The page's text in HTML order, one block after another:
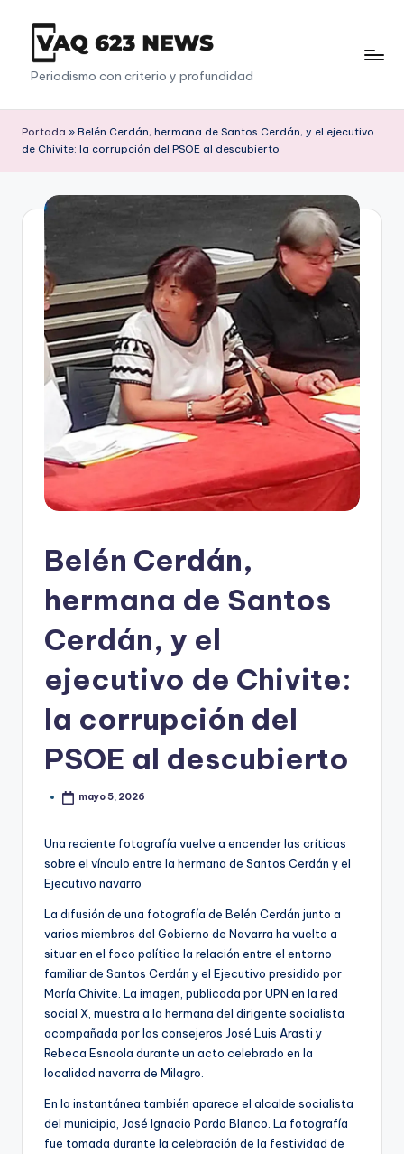
Saltar
contenido
V
a
q
6
3
Periodismo con criterio y profundidad
Portada » Belén Cerdán, hermana de Santos Cerdán, y el ejecutivo
de Chivite: la corrupción del PSOE al descubierto
Belén Cerdán,
hermana de Santos
Cerdán, y el
ejecutivo de Chivite:
la corrupción del
PSOE al descubierto
mayo 5, 2026
Una reciente fotografía vuelve a encender las críticas
sobre el vínculo entre la hermana de Santos Cerdán y el
Ejecutivo navarro
La difusión de una fotografía de Belén Cerdán junto a
varios miembros del Gobierno de Navarra ha vuelto a
situar en el foco político la relación entre el entorno
familiar de Santos Cerdán y el Ejecutivo presidido por
María Chivite. La imagen, publicada por UPN en la red
social X, muestra a la hermana del dirigente socialista
acompañada por los consejeros José Luis Arasti y
Rebeca Esnaola durante un acto celebrado en la
localidad navarra de Milagro.
En la instantánea también aparece el alcalde socialista
del municipio, José Ignacio Pardo Blanco. La fotografía
fue tomada durante la celebración de la festividad de